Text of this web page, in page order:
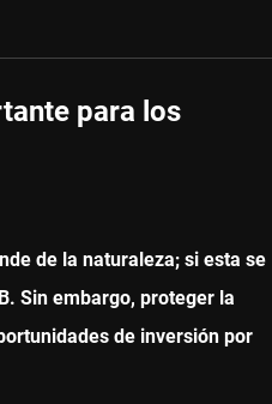
para los
de la naturaleza; si esta se
Sin embargo, proteger la
de inversión por